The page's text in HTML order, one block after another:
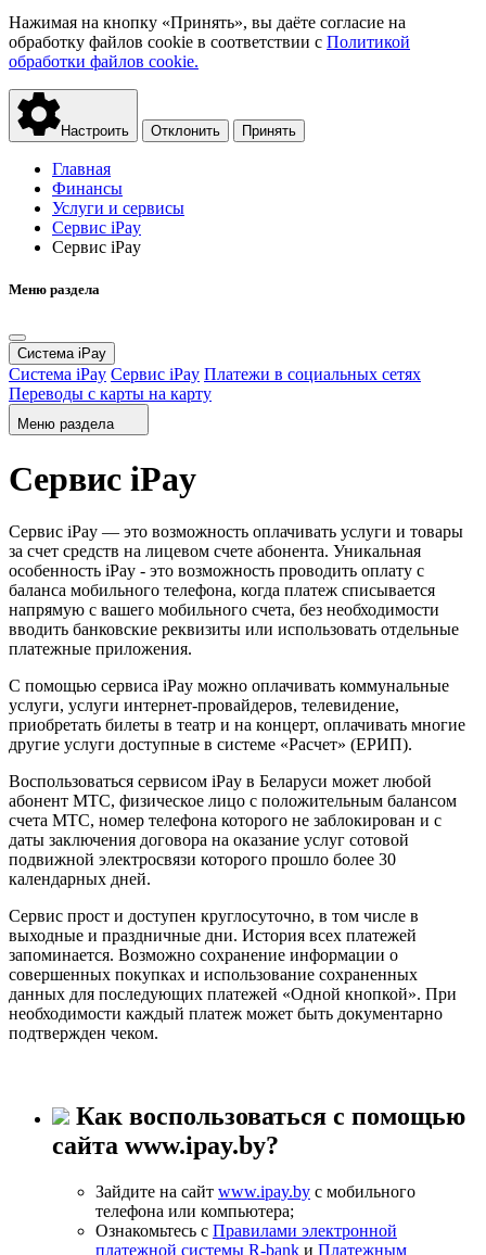
Нажимая на кнопку «Принять», вы даёте согласие на
обработку файлов cookie в соответствии с Политикой
обработки файлов cookie.
Настроить Отклонить Принять
Главная
Финансы
Услуги и сервисы
Сервис iPay
Сервис iPay
Меню раздела
Система iPay
Система iPay Сервис iPay Платежи в социальных сетях
Переводы с карты на карту
Меню раздела
Сервис iPay
Сервис iPay — это возможность оплачивать услуги и товары
за счет средств на лицевом счете абонента. Уникальная
особенность iPay - это возможность проводить оплату с
баланса мобильного телефона, когда платеж списывается
напрямую с вашего мобильного счета, без необходимости
вводить банковские реквизиты или использовать отдельные
платежные приложения.
С помощью сервиса iPay можно оплачивать коммунальные
услуги, услуги интернет-провайдеров, телевидение,
приобретать билеты в театр и на концерт, оплачивать многие
другие услуги доступные в системе «Расчет» (ЕРИП).
Воспользоваться сервисом iPay в Беларуси может любой
абонент МТС, физическое лицо с положительным балансом
счета МТС, номер телефона которого не заблокирован и с
даты заключения договора на оказание услуг сотовой
подвижной электросвязи которого прошло более 30
календарных дней.
Сервис прост и доступен круглосуточно, в том числе в
выходные и праздничные дни. История всех платежей
запоминается. Возможно сохранение информации о
совершенных покупках и использование сохраненных
данных для последующих платежей «Одной кнопкой». При
необходимости каждый платеж может быть документарно
подтвержден чеком.
Как воспользоваться с помощью
сайта www.ipay.by?
Зайдите на сайт www.ipay.by с мобильного
телефона или компьютера;
Ознакомьтесь с Правилами электронной
платежной системы R-bank и Платежным